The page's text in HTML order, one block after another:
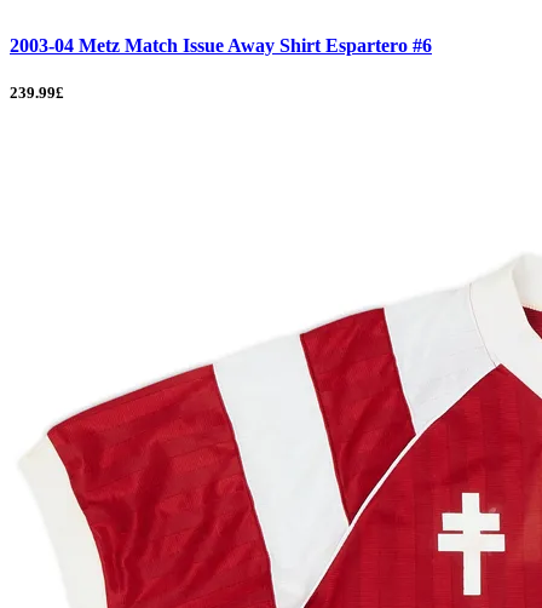
2003-04 Metz Match Issue Away Shirt Espartero #6
239.99£